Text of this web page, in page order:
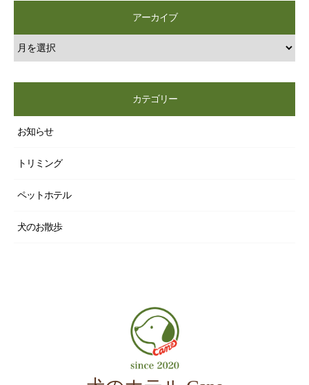
アーカイブ
カテゴリー
お知らせ
トリミング
ペットホテル
犬のお散歩